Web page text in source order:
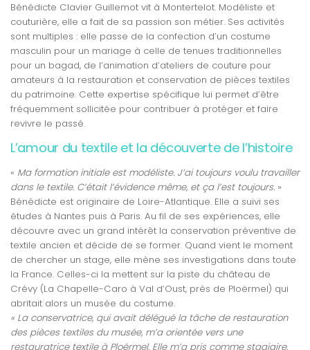
Bénédicte Clavier Guillemot vit à Montertelot. Modéliste et
couturière, elle a fait de sa passion son métier. Ses activités
sont multiples : elle passe de la confection d’un costume
masculin pour un mariage à celle de tenues traditionnelles
pour un bagad, de l’animation d’ateliers de couture pour
amateurs à la restauration et conservation de pièces textiles
du patrimoine. Cette expertise spécifique lui permet d’être
fréquemment sollicitée pour contribuer à protéger et faire
revivre le passé.
L’amour du textile et la découverte de l’histoire
« Ma formation initiale est modéliste. J’ai toujours voulu travailler
dans le textile. C’était l’évidence même, et ça l’est toujours. »
Bénédicte est originaire de Loire-Atlantique. Elle a suivi ses
études à Nantes puis à Paris. Au fil de ses expériences, elle
découvre avec un grand intérêt la conservation préventive de
textile ancien et décide de se former. Quand vient le moment
de chercher un stage, elle mène ses investigations dans toute
la France. Celles-ci la mettent sur la piste du château de
Crévy (La Chapelle-Caro à Val d’Oust, près de Ploërmel) qui
abritait alors un musée du costume.
« La conservatrice, qui avait délégué la tâche de restauration
des pièces textiles du musée, m’a orientée vers une
restauratrice textile à Ploërmel. Elle m’a pris comme stagiaire,